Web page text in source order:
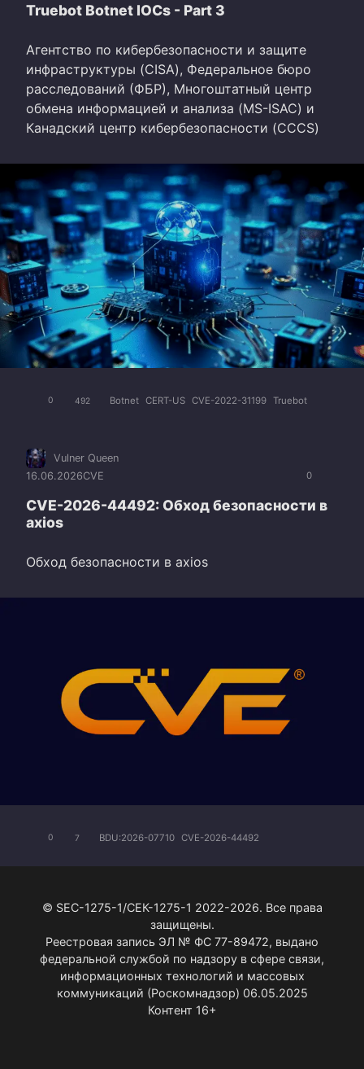
Truebot Botnet IOCs - Part 3
Агентство по кибербезопасности и защите
инфраструктуры (CISA), Федеральное бюро
расследований (ФБР), Многоштатный центр
обмена информацией и анализа (MS-ISAC) и
Канадский центр кибербезопасности (CCCS)
0 492 Botnet CERT-US CVE-2022-31199 Truebot
0
Vulner Queen
16.06.2026CVE
CVE-2026-44492: Обход безопасности в
axios
Обход безопасности в axios
0 7 BDU:2026-07710 CVE-2026-44492
© SEC-1275-1/СЕК-1275-1 2022-2026. Все права
защищены.
Реестровая запись ЭЛ № ФС 77-89472, выдано
федеральной службой по надзору в сфере связи,
информационных технологий и массовых
коммуникаций (Роскомнадзор) 06.05.2025
Контент 16+